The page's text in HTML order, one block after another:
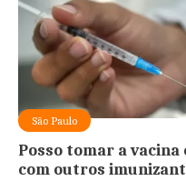
São Paulo
Posso tomar a
com outros